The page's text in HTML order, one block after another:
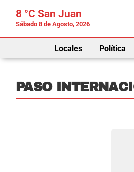
8 °C San Juan
Sábado 8 de Agosto, 2026
Locales Política
PASO